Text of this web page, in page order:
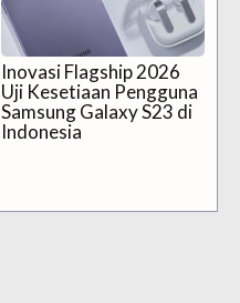
Inovasi Flagship 2026
Uji Kesetiaan Pengguna
Samsung Galaxy S23 di
Indonesia